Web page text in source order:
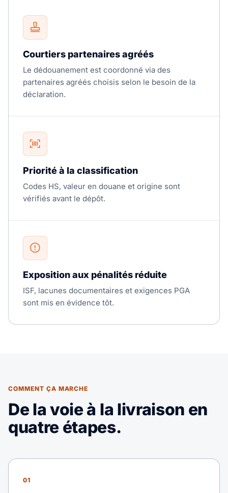
Courtiers partenaires agréés
Le dédouanement est coordonné via des
partenaires agréés choisis selon le besoin de la
déclaration.
Priorité à la classification
Codes HS, valeur en douane et origine sont
vérifiés avant le dépôt.
Exposition aux pénalités réduite
ISF, lacunes documentaires et exigences PGA
sont mis en évidence tôt.
COMMENT ÇA MARCHE
De la voie à la livraison en
quatre étapes.
01